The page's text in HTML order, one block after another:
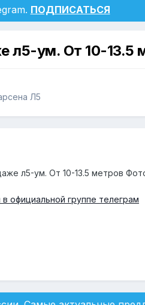
ПОДПИСАТЬСЯ
л5-ум. От 10-13.5
Л5
л5-ум. От 10-13.5 метров
официальной группе телеграм